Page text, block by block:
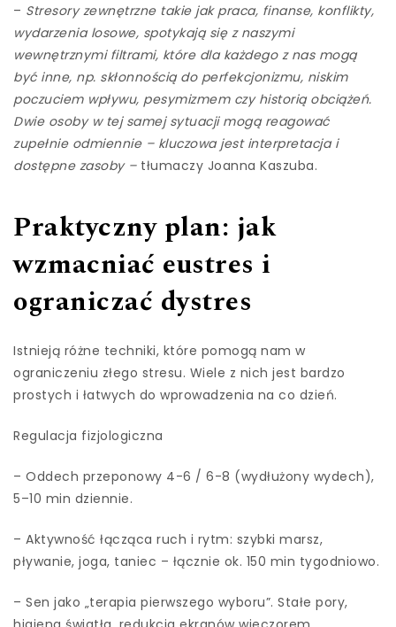
– Stresory zewnętrzne takie jak praca, finanse, konflikty,
wydarzenia losowe, spotykają się z naszymi
wewnętrznymi filtrami, które dla każdego z nas mogą
być inne, np. skłonnością do perfekcjonizmu, niskim
poczuciem wpływu, pesymizmem czy historią obciążeń.
Dwie osoby w tej samej sytuacji mogą reagować
zupełnie odmiennie – kluczowa jest interpretacja i
dostępne zasoby – tłumaczy Joanna Kaszuba.
Praktyczny plan: jak
wzmacniać eustres i
ograniczać dystres
Istnieją różne techniki, które pomogą nam w
ograniczeniu złego stresu. Wiele z nich jest bardzo
prostych i łatwych do wprowadzenia na co dzień.
Regulacja fizjologiczna
– Oddech przeponowy 4-6 / 6-8 (wydłużony wydech),
5–10 min dziennie.
– Aktywność łącząca ruch i rytm: szybki marsz,
pływanie, joga, taniec – łącznie ok. 150 min tygodniowo.
– Sen jako „terapia pierwszego wyboru”. Stałe pory,